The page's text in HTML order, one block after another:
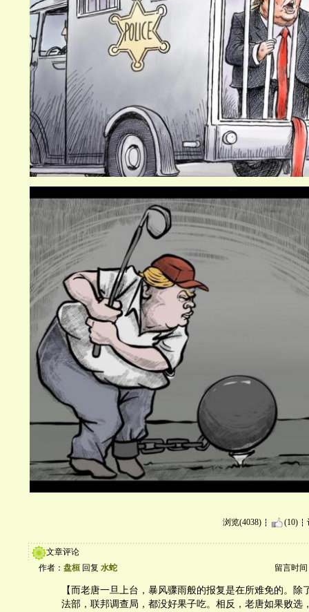
浏览(4038) (10)
文章评论
作者： 盘桓 回复 水蛇 留言时间
【而老唐一旦上台，暴风骤雨般的报复是在所难免的。除
法部，联邦调查局，都没好果子吃。相反，老唐如果败选